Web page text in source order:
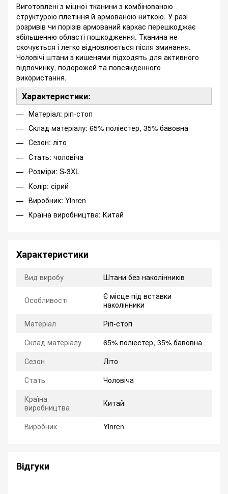
Виготовлені з міцної тканини з комбінованою
структурою плетіння й армованою ниткою. У разі
розривів чи порізів армований каркас перешкоджає
збільшенню області пошкодження. Тканина не
скочується і легко відновлюється після зминання.
Чоловічі штани з кишенями підходять для активного
відпочинку, подорожей та повсякденного
використання.
Характеристики:
Матеріал: ріп-стоп
Склад матеріалу: 65% поліестер, 35% бавовна
Сезон: літо
Стать: чоловіча
Розміри: S-3XL
Колір: сірий
Виробник: Yinren
Країна виробництва: Китай
Характеристики
Вид виробу Штани без наколінників
Особливості
Є місце під вставки
наколінники
Матеріал
Ріп-стоп
Склад матеріалу
65% поліестер, 35% бавовна
Сезон
Літо
Стать
Чоловіча
Країна
виробництва
Китай
Виробник Yinren
Відгуки